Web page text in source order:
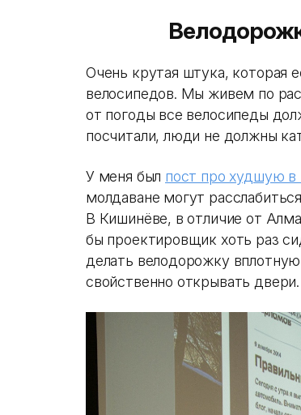
Очень крутая штука, которая
велосипедов. Мы живем по
от погоды все велосипеды
посчитали, люди не должны
У меня был пост про худшую
молдаване могут
В Кишинёве, в отличие от
бы проектировщик хоть раз
делать велодорожку
свойственно открывать двери.